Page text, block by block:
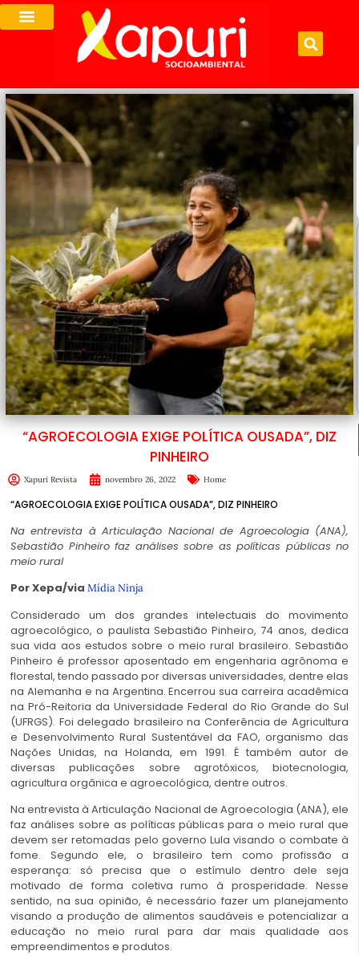
“AGROECOLOGIA EXIGE POLÍTICA OUSADA”, DIZ
PINHEIRO
Xapuri Revista novembro 26, 2022 Home
“AGROECOLOGIA EXIGE POLÍTICA OUSADA”, DIZ PINHEIRO
Na entrevista à Articulação Nacional de Agroecologia (ANA),
Sebastião Pinheiro faz análises sobre as políticas públicas no
meio rural
Por Xepa/via Mídia Ninja
Considerado um dos grandes intelectuais do movimento
agroecológico, o paulista Sebastião Pinheiro, 74 anos, dedica
sua vida aos estudos sobre o meio rural brasileiro. Sebastião
Pinheiro é professor aposentado em engenharia agrônoma e
florestal, tendo passado por diversas universidades, dentre elas
na Alemanha e na Argentina. Encerrou sua carreira acadêmica
na Pró-Reitoria da Universidade Federal do Rio Grande do Sul
(UFRGS). Foi delegado brasileiro na Conferência de Agricultura
e Desenvolvimento Rural Sustentável da FAO, organismo das
Nações Unidas, na Holanda, em 1991. É também autor de
diversas publicações sobre agrotóxicos, biotecnologia,
agricultura orgânica e agroecológica, dentre outros.
Na entrevista à Articulação Nacional de Agroecologia (ANA), ele
faz análises sobre as políticas públicas para o meio rural que
devem ser retomadas pelo governo Lula visando o combate à
fome. Segundo ele, o brasileiro tem como profissão a
esperança: só precisa que o estímulo dentro dele seja
motivado de forma coletiva rumo à prosperidade. Nesse
sentido, na sua opinião, é necessário fazer um planejamento
visando a produção de alimentos saudáveis e potencializar a
educação no meio rural para dar mais qualidade aos
empreendimentos e produtos.